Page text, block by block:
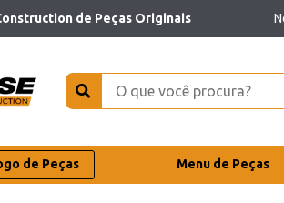
de Peças Originais
de Peças Menu de Peças